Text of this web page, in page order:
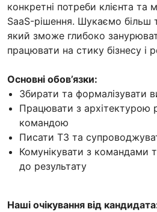
конкретні потреби клієнта та
SaaS-рішення. Шукаємо більш
який зможе глибоко
працювати на стику бізнесу і
Основні обов’язки:
Збирати та формалізувати
Працювати з архітектурою
командою
Писати ТЗ та
Комунікувати з командами
до результату
Наші очікування від